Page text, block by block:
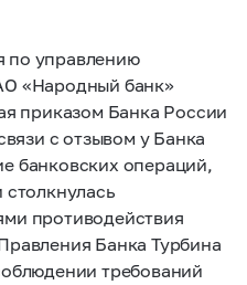
по управлению
«Народный банк»
приказом Банка России
с отзывом у Банка
банковских операций,
столкнулась
противодействия
Банка Турбина
требований